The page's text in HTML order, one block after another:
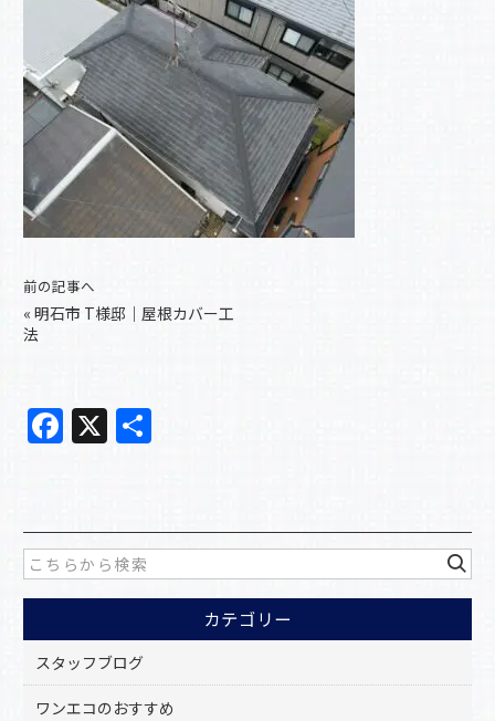
前の記事へ
« 明石市 T様邸｜屋根カバー工
法
F
a
e
b
o
o
k
X
カテゴリー
スタッフブログ
ワンエコのおすすめ